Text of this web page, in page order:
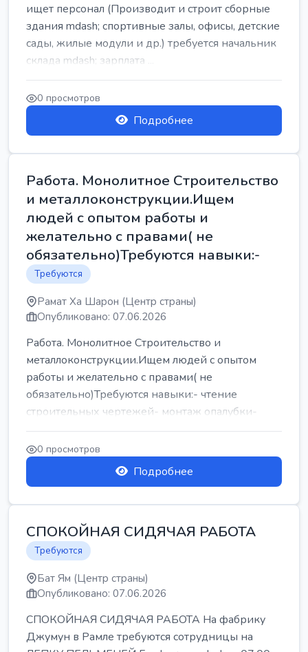
ищет персонал (Производит и строит сборные
здания mdash; спортивные залы, офисы, детские
сады, жилые модули и др.) требуется начальник
склада mdash; зарплата ...
0 просмотров
Подробнее
Работа. Монолитное Строительство
и металлоконструкции.Ищем
людей с опытом работы и
желательно с правами( не
обязательно)Требуются навыки:-
Требуются
Рамат Ха Шарон (Центр страны)
Опубликовано: 07.06.2026
Работа. Монолитное Строительство и
металлоконструкции.Ищем людей с опытом
работы и желательно с правами( не
обязательно)Требуются навыки:- чтение
строительных чертежей- монтаж опалубки-
армокаркасыОпл...
0 просмотров
Подробнее
СПОКОЙНАЯ СИДЯЧАЯ РАБОТА
Требуются
Бат Ям (Центр страны)
Опубликовано: 07.06.2026
СПОКОЙНАЯ СИДЯЧАЯ РАБОТА На фабрику
Джумун в Рамле требуются сотрудницы на